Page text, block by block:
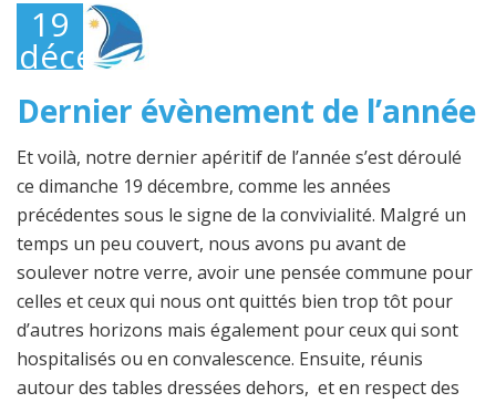
19
décembre
2021
Dernier évènement de l’année
Et voilà, notre dernier apéritif de l’année s’est déroulé
ce dimanche 19 décembre, comme les années
précédentes sous le signe de la convivialité. Malgré un
temps un peu couvert, nous avons pu avant de
soulever notre verre, avoir une pensée commune pour
celles et ceux qui nous ont quittés bien trop tôt pour
d’autres horizons mais également pour ceux qui sont
hospitalisés ou en convalescence. Ensuite, réunis
autour des tables dressées dehors, et en respect des